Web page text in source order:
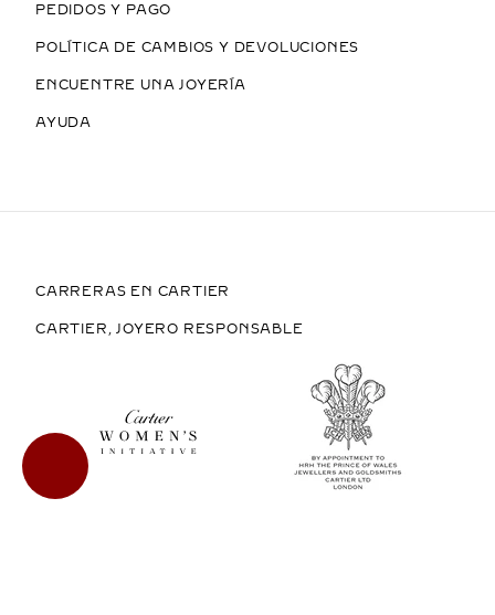
PEDIDOS Y PAGO
POLÍTICA DE CAMBIOS Y DEVOLUCIONES
ENCUENTRE UNA JOYERÍA
AYUDA
CARRERAS EN CARTIER
CARTIER, JOYERO RESPONSABLE